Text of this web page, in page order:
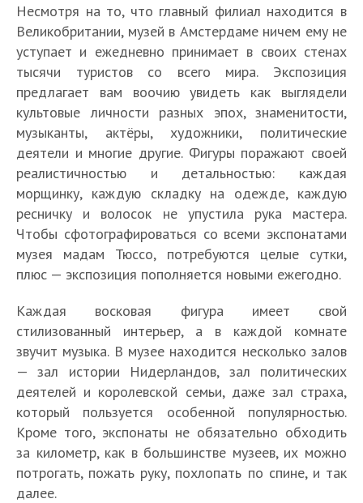
Несмотря на то, что главный филиал находится в
Великобритании, музей в Амстердаме ничем ему не
уступает и ежедневно принимает в своих стенах
тысячи туристов со всего мира. Экспозиция
предлагает вам воочию увидеть как выглядели
культовые личности разных эпох, знаменитости,
музыканты, актёры, художники, политические
деятели и многие другие. Фигуры поражают своей
реалистичностью и детальностью: каждая
морщинку, каждую складку на одежде, каждую
ресничку и волосок не упустила рука мастера.
Чтобы сфотографироваться со всеми экспонатами
музея мадам Тюссо, потребуются целые сутки,
плюс — экспозиция пополняется новыми ежегодно.
Каждая восковая фигура имеет свой
стилизованный интерьер, а в каждой комнате
звучит музыка. В музее находится несколько залов
— зал истории Нидерландов, зал политических
деятелей и королевской семьи, даже зал страха,
который пользуется особенной популярностью.
Кроме того, экспонаты не обязательно обходить
за километр, как в большинстве музеев, их можно
потрогать, пожать руку, похлопать по спине, и так
далее.